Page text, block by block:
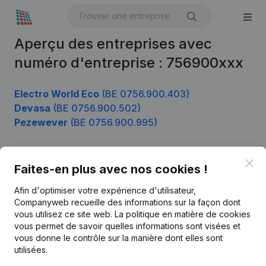
Aperçu des entreprises avec
numéro d'entreprise : 756900xxx
Electro World Eco (BE 0756.900.403)
Devasa (BE 0756.900.502)
Pezewever (BE 0756.900.995)
Faites-en plus avec nos cookies !
Afin d'optimiser votre expérience d'utilisateur,
Companyweb recueille des informations sur la façon dont
vous utilisez ce site web. La politique en matière de cookies
vous permet de savoir quelles informations sont visées et
vous donne le contrôle sur la manière dont elles sont
utilisées.
Français
Kantorenpark Everest
Produit
Informations d’entreprise
Monitoring
Recherche internationale